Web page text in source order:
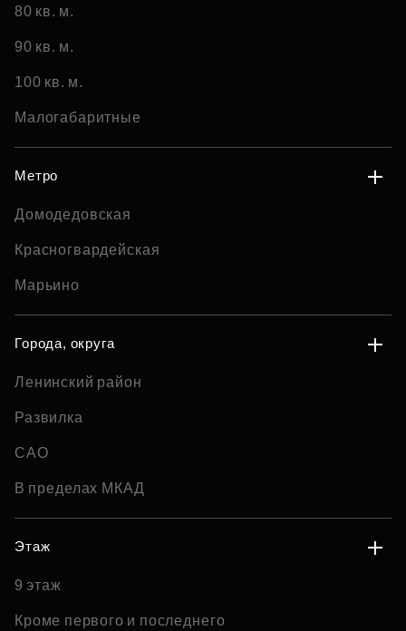
80 кв. м.
90 кв. м.
100 кв. м.
Малогабаритные
Метро
Домодедовская
Красногвардейская
Марьино
Города, округа
Ленинский район
Развилка
САО
В пределах МКАД
Этаж
9 этаж
Кроме первого и последнего